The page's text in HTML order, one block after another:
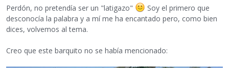
Perdón, no pretendía ser un "latigazo"
Soy el primero que
desconocía la palabra y a mí me ha encantado pero, como bien
dices, volvemos al tema.
Creo que este barquito no se había mencionado: